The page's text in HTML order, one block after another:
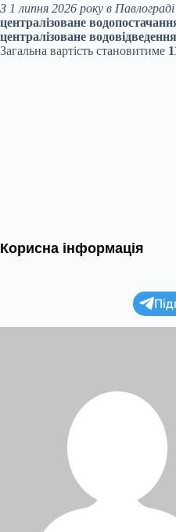
З 1 липня 2026 року в
централізоване
централізоване водовідведення
Загальна вартість становитиме
Корисна інформація